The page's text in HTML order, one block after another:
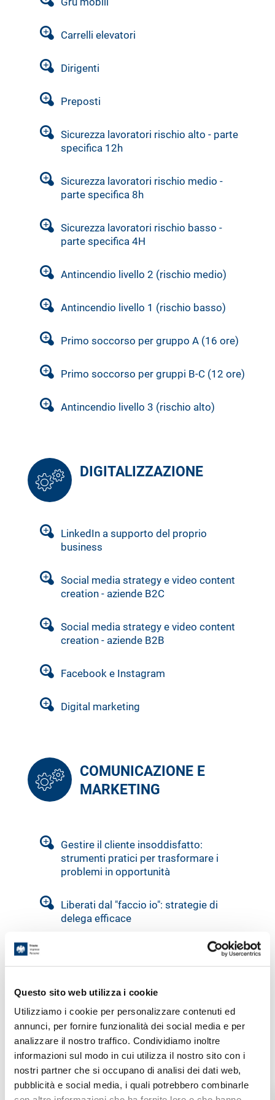
Questo sito web utilizza i cookie
Utilizziamo i cookie per personalizzare contenuti ed
annunci, per fornire funzionalità dei social media e per
analizzare il nostro traffico. Condividiamo inoltre
informazioni sul modo in cui utilizza il nostro sito con i
nostri partner che si occupano di analisi dei dati web,
pubblicità e social media, i quali potrebbero combinarle
Carrelli elevatori
Dirigenti
Preposti
Sicurezza lavoratori rischio alto - parte
specifica 12h
Sicurezza lavoratori rischio medio -
parte specifica 8h
Sicurezza lavoratori rischio basso -
parte specifica 4H
Antincendio livello 2 (rischio medio)
Antincendio livello 1 (rischio basso)
Primo soccorso per gruppo A (16 ore)
Primo soccorso per gruppi B-C (12 ore)
Antincendio livello 3 (rischio alto)
DIGITALIZZAZIONE
LinkedIn a supporto del proprio
business
Social media strategy e video content
creation - aziende B2C
Social media strategy e video content
creation - aziende B2B
Facebook e Instagram
Digital marketing
COMUNICAZIONE E
MARKETING
Gestire il cliente insoddisfatto:
strumenti pratici per trasformare i
problemi in opportunità
Liberati dal "faccio io": strategie di
delega efficace
Introduzione all'AI generativa nella
comunicazione
Gestire un team di lavoro in modo
efficace e motivante
Scrittura digitale creativa
Gestione del tempo e dello stress